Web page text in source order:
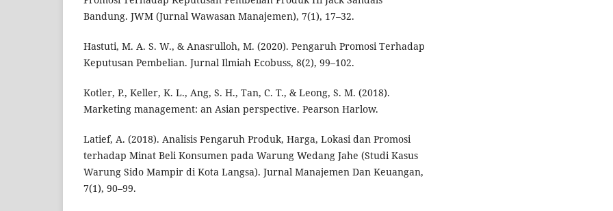
Bandung. JWM (Jurnal Wawasan Manajemen), 7(1), 17–32.
Hastuti, M. A. S. W., & Anasrulloh, M. (2020). Pengaruh Promosi Terhadap
Keputusan Pembelian. Jurnal Ilmiah Ecobuss, 8(2), 99–102.
Kotler, P., Keller, K. L., Ang, S. H., Tan, C. T., & Leong, S. M. (2018).
Marketing management: an Asian perspective. Pearson Harlow.
Latief, A. (2018). Analisis Pengaruh Produk, Harga, Lokasi dan Promosi
terhadap Minat Beli Konsumen pada Warung Wedang Jahe (Studi Kasus
Warung Sido Mampir di Kota Langsa). Jurnal Manajemen Dan Keuangan,
7(1), 90–99.